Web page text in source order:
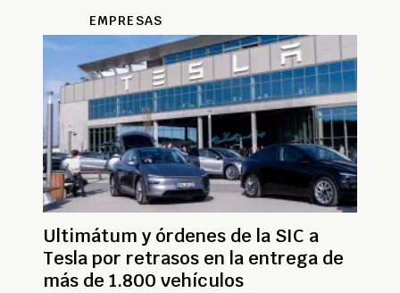
EMPRESAS
Ultimátum y órdenes de la SIC a
Tesla por retrasos en la entrega de
más de 1.800 vehículos